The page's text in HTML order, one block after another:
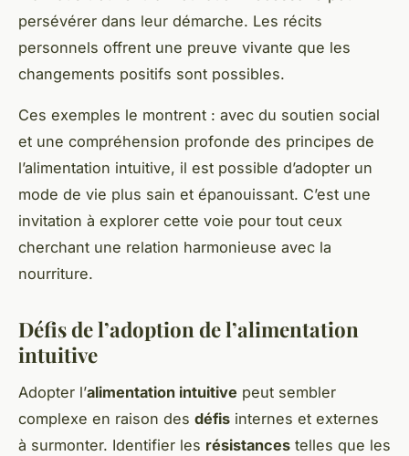
persévérer dans leur démarche. Les récits
personnels offrent une preuve vivante que les
changements positifs sont possibles.
Ces exemples le montrent : avec du soutien social
et une compréhension profonde des principes de
l’alimentation intuitive, il est possible d’adopter un
mode de vie plus sain et épanouissant. C’est une
invitation à explorer cette voie pour tout ceux
cherchant une relation harmonieuse avec la
nourriture.
Défis de l’adoption de l’alimentation
intuitive
Adopter l’alimentation intuitive peut sembler
complexe en raison des défis internes et externes
à surmonter. Identifier les résistances telles que les